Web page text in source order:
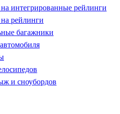
интегрированные рейлинги
рейлинги
багажники
и сноубордов